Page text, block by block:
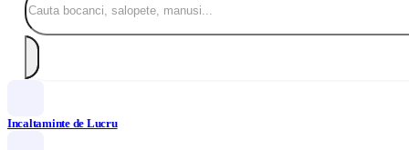
Incaltaminte de Lucru